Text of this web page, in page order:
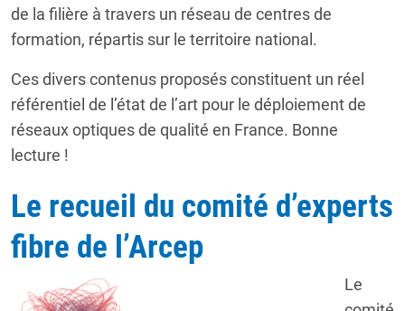
de la filière à travers un réseau de centres de
formation, répartis sur le territoire national.
Ces divers contenus proposés constituent un réel
référentiel de l’état de l’art pour le déploiement de
réseaux optiques de qualité en France. Bonne
lecture !
Le recueil du comité d’experts
fibre de l’Arcep
Le